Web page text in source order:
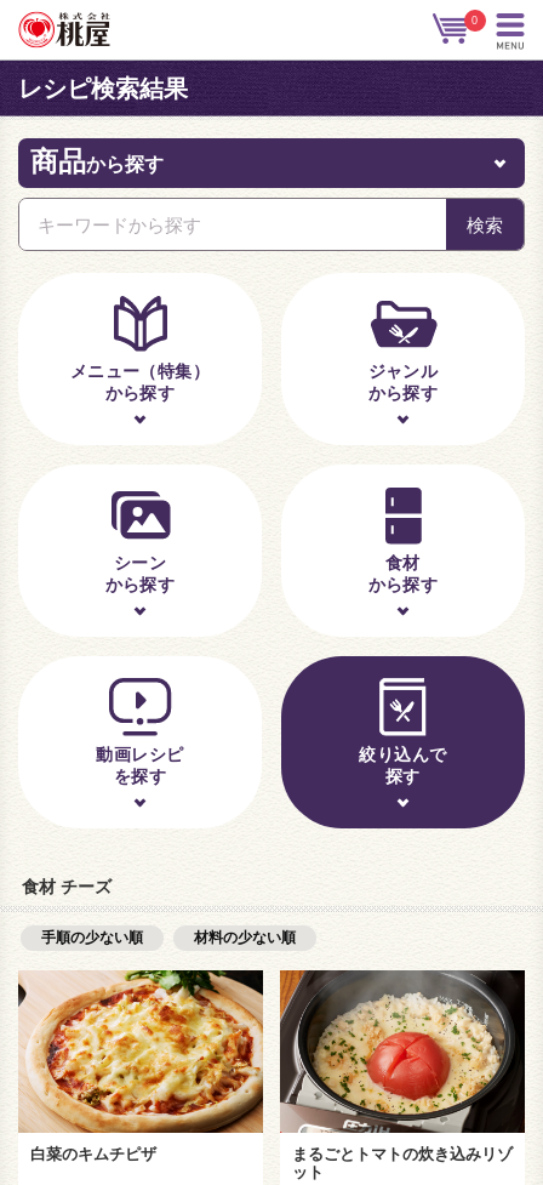
0
レシピ検索結果
商品から探す
メニュー（特集）
から探す
ジャンル
から探す
シーン
から探す
食材
から探す
動画レシピ
を探す
絞り込んで
探す
食材 チーズ
手順の少ない順 材料の少ない順
白菜のキムチピザ
まるごとトマトの炊き込みリゾ
ット